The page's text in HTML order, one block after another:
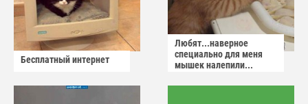
Бесплатный интернет
Любят...наверное
специально для меня
мышек налепили...